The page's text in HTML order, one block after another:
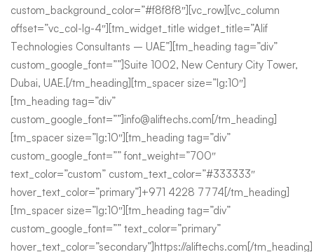
custom_background_color=”#f8f8f8″][vc_row][vc_column
offset=”vc_col-lg-4″][tm_widget_title widget_title=”Alif
Technologies Consultants – UAE”][tm_heading tag=”div”
custom_google_font=””]Suite 1002, New Century City Tower,
Dubai, UAE.[/tm_heading][tm_spacer size=”lg:10″]
[tm_heading tag=”div”
custom_google_font=””]info@aliftechs.com[/tm_heading]
[tm_spacer size=”lg:10″][tm_heading tag=”div”
custom_google_font=”” font_weight=”700″
text_color=”custom” custom_text_color=”#333333″
hover_text_color=”primary”]+971 4228 7774[/tm_heading]
[tm_spacer size=”lg:10″][tm_heading tag=”div”
custom_google_font=”” text_color=”primary”
hover_text_color=”secondary”]https://aliftechs.com[/tm_heading]